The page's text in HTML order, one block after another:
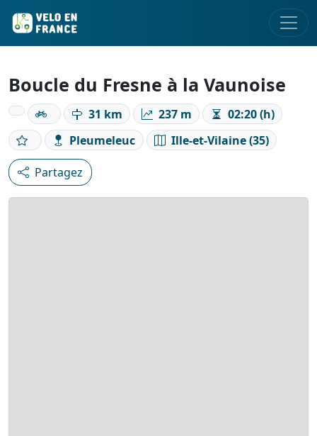
Boucle du Fresne à la Vaunoise
31 km 237 m
02:20 (h)
Pleumeleuc
Ille-et-Vilaine (35)
Partagez